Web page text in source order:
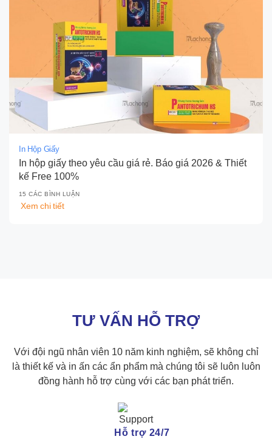
In Hộp Giấy
In hộp giấy theo yêu cầu giá rẻ. Báo giá 2026 & Thiết
kế Free 100%
15 CÁC BÌNH LUẬN
Xem chi tiết
TƯ VẤN HỖ TRỢ
Với đội ngũ nhân viên 10 năm kinh nghiệm, sẽ không chỉ
là thiết kế và in ấn các ẩn phẩm mà chúng tôi sẽ luôn luôn
đồng hành hỗ trợ cùng với các bạn phát triển.
Hỗ trợ 24/7